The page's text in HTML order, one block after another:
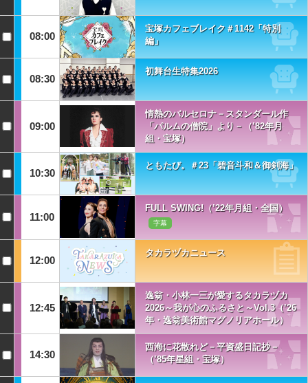
08:00
宝塚カフェブレイク＃1142「特別
編」
08:30
初舞台生特集2026
09:00
情熱のバルセロナ－スタンダール作
「パルムの僧院」より－（’82年月
組・宝塚）
10:30
ともたび。＃23「碧音斗和＆御剣海」
11:00
FULL SWING!（’22年月組・全国）
字幕
12:00
タカラヅカニュース
12:45
逸翁・小林一三が愛するタカラヅカ
2026～我が心のふるさと～Vol.3（’26
年・逸翁美術館マグノリアホール）
14:30
西海に花散れど－平資盛日記抄－
（’85年星組・宝塚）